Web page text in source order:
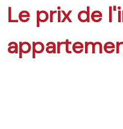
Le prix de